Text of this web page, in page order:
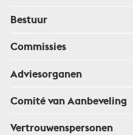
Bestuur
Commissies
Adviesorganen
Comité van Aanbeveling
Vertrouwenspersonen